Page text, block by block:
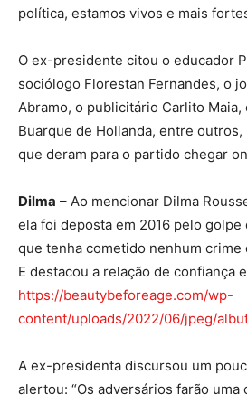
política, estamos vivos e mais
O ex-presidente citou o educador
sociólogo Florestan Fernandes, o
Abramo, o publicitário Carlito
Buarque de Hollanda, entre
que deram para o partido chegar
Dilma – Ao mencionar Dilma
ela foi deposta em 2016 pelo
que tenha cometido nenhum crime
E destacou a relação de confiança
https://beautybeforeage.com/wp-
content/uploads/2022/06/jpeg/
A ex-presidenta discursou um
alertou: “Os adversários farão uma